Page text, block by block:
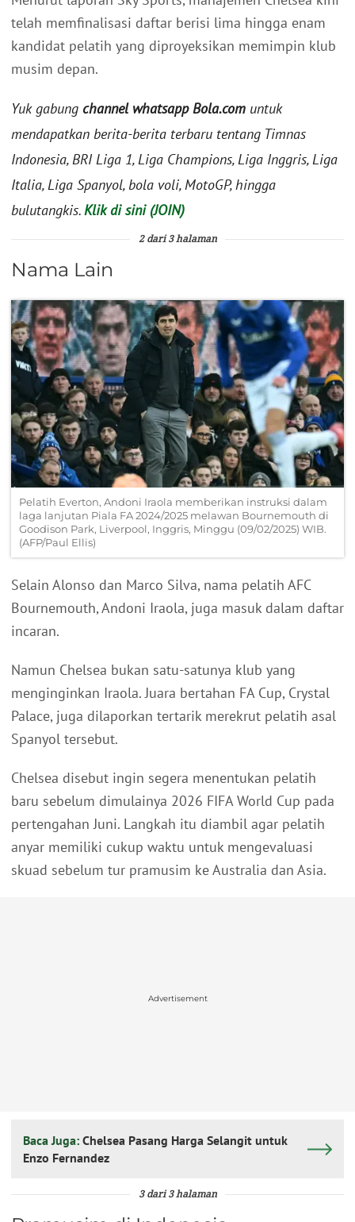
telah memfinalisasi daftar berisi lima hingga enam
kandidat pelatih yang diproyeksikan memimpin klub
musim depan.
Yuk gabung channel whatsapp Bola.com untuk
mendapatkan berita-berita terbaru tentang Timnas
Indonesia, BRI Liga 1, Liga Champions, Liga Inggris, Liga
Italia, Liga Spanyol, bola voli, MotoGP, hingga
bulutangkis.Klik di sini (JOIN)
2 dari 3 halaman
Nama Lain
Pelatih Everton, Andoni Iraola memberikan instruksi dalam
laga lanjutan Piala FA 2024/2025 melawan Bournemouth di
Goodison Park, Liverpool, Inggris, Minggu (09/02/2025) WIB.
(AFP/Paul Ellis)
Selain Alonso dan Marco Silva, nama pelatih AFC
Bournemouth, Andoni Iraola, juga masuk dalam daftar
incaran.
Namun Chelsea bukan satu-satunya klub yang
menginginkan Iraola. Juara bertahan FA Cup, Crystal
Palace, juga dilaporkan tertarik merekrut pelatih asal
Spanyol tersebut.
Chelsea disebut ingin segera menentukan pelatih
baru sebelum dimulainya 2026 FIFA World Cup pada
pertengahan Juni. Langkah itu diambil agar pelatih
anyar memiliki cukup waktu untuk mengevaluasi
skuad sebelum tur pramusim ke Australia dan Asia.
Advertisement
Baca Juga: Chelsea Pasang Harga Selangit untuk
Enzo Fernandez
3 dari 3 halaman